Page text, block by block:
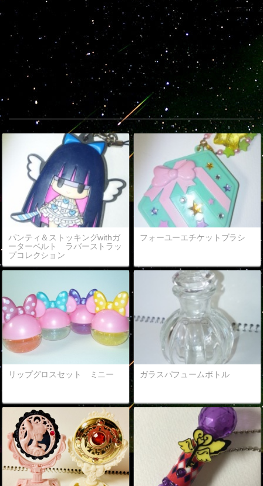
Popular entries
パンティ＆ストッキングwithガ
ーターベルト ラバーストラッ
プコレクション
フォーユーエチケットブラシ
リップグロスセット ミニー ガラスパフュームボトル